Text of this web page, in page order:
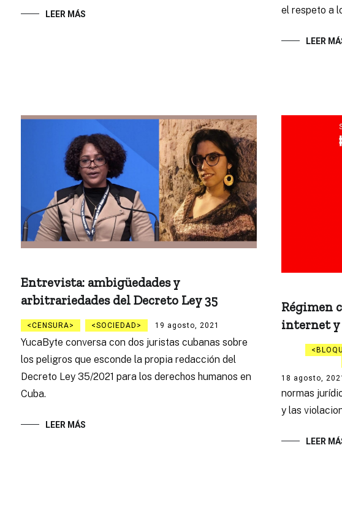
LEER MÁS
el respeto a
LEER
Entrevista: ambigüedades y
arbitrariedades del Decreto Ley 35
CENSURA SOCIEDAD 19 agosto, 2021
YucaByte conversa con dos juristas cubanas sobre
los peligros que esconde la propia redacción del
Decreto Ley 35/2021 para los derechos humanos en
Cuba.
LEER MÁS
Régimen
internet y
18 agosto,
normas
y las
LEER